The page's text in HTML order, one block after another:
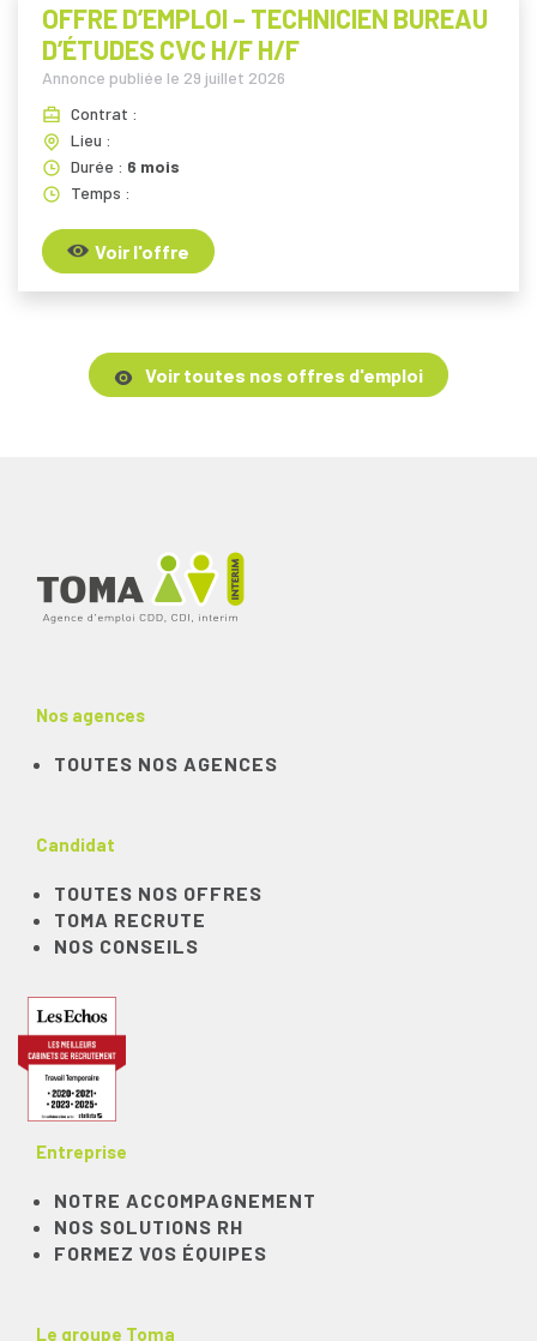
OFFRE D’EMPLOI – TECHNICIEN BUREAU
D’ÉTUDES CVC H/F H/F
Annonce publiée le 29 juillet 2026
Contrat :
Lieu :
Durée : 6 mois
Temps :
Voir l'offre
Voir toutes nos offres d'emploi
Nos agences
TOUTES NOS AGENCES
Candidat
TOUTES NOS OFFRES
TOMA RECRUTE
NOS CONSEILS
Entreprise
NOTRE ACCOMPAGNEMENT
NOS SOLUTIONS RH
FORMEZ VOS ÉQUIPES
Le groupe Toma